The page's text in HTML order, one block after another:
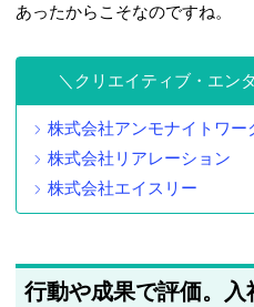
あったからこそなのですね。
クリエイティブ・エン
株式会社アンモナイトワー
株式会社リアレーション
株式会社エイスリー
行動や成果で評価。